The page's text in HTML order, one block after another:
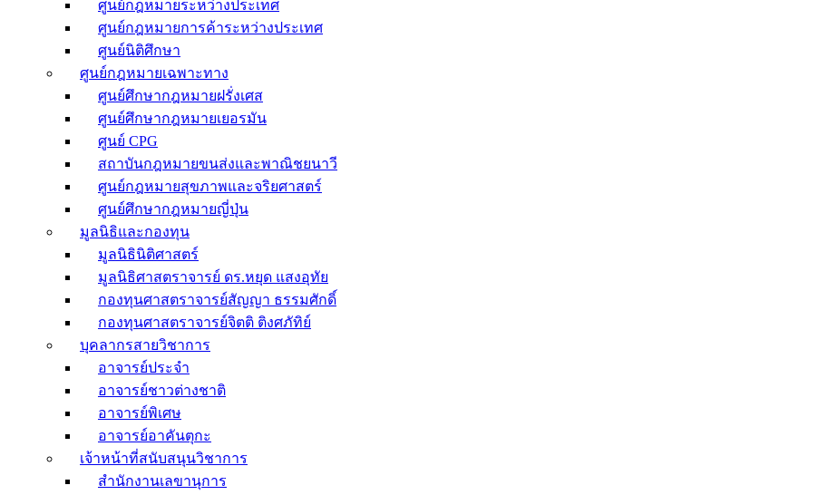
ศูนย์กฎหมายระหว่างประเทศ
ศูนย์กฎหมายการค้าระหว่างประเทศ
ศูนย์นิติศึกษา
ศูนย์กฎหมายเฉพาะทาง
ศูนย์ศึกษากฎหมายฝรั่งเศส
ศูนย์ศึกษากฎหมายเยอรมัน
ศูนย์ CPG
สถาบันกฎหมายขนส่งและพาณิชยนาวี
ศูนย์กฎหมายสุขภาพและจริยศาสตร์
ศูนย์ศึกษากฎหมายญี่ปุ่น
มูลนิธิและกองทุน
มูลนิธินิติศาสตร์
มูลนิธิศาสตราจารย์ ดร.หยุด แสงอุทัย
กองทุนศาสตราจารย์สัญญา ธรรมศักดิ์
กองทุนศาสตราจารย์จิตติ ติงศภัทิย์
บุคลากรสายวิชาการ
อาจารย์ประจำ
อาจารย์ชาวต่างชาติ
อาจารย์พิเศษ
อาจารย์อาคันตุกะ
เจ้าหน้าที่สนับสนุนวิชาการ
สำนักงานเลขานุการ